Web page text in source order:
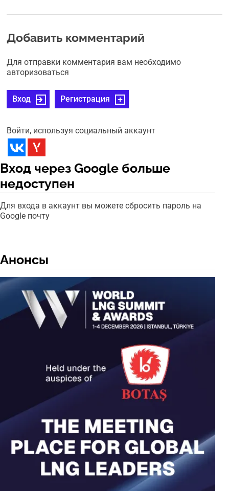
Добавить комментарий
Для отправки комментария вам необходимо
авторизоваться
Вход Регистрация
Войти, используя социальный аккаунт
Вход через Google больше
недоступен
Для входа в аккаунт вы можете сбросить пароль на
Google почту
Анонсы